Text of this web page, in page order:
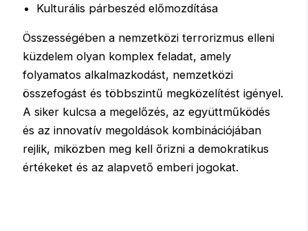
Kulturális párbeszéd előmozdítása
Összességében a nemzetközi terrorizmus elleni
küzdelem olyan komplex feladat, amely
folyamatos alkalmazkodást, nemzetközi
összefogást és többszintű megközelítést igényel.
A siker kulcsa a megelőzés, az együttműködés
és az innovatív megoldások kombinációjában
rejlik, miközben meg kell őrizni a demokratikus
értékeket és az alapvető emberi jogokat.